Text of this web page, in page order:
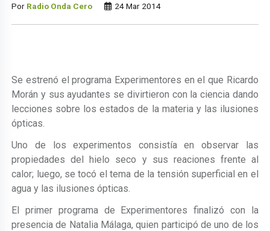
Por Radio Onda Cero 24 Mar 2014
Se estrenó el programa Experimentores en el que Ricardo
Morán y sus ayudantes se divirtieron con la ciencia dando
lecciones sobre los estados de la materia y las ilusiones
ópticas.
Uno de los experimentos consistía en observar las
propiedades del hielo seco y sus reaciones frente al
calor; luego, se tocó el tema de la tensión superficial en el
agua y las ilusiones ópticas.
El primer programa de Experimentores finalizó con la
presencia de Natalia Málaga, quien participó de uno de los